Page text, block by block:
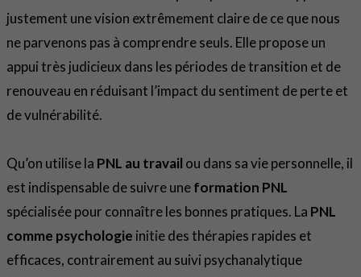
justement une vision extrêmement claire de ce que nous
ne parvenons pas à comprendre seuls. Elle propose un
appui très judicieux dans les périodes de transition et de
renouveau en réduisant l’impact du sentiment de perte et
de vulnérabilité.
Qu’on utilise la PNL au travail ou dans sa vie personnelle, il
est indispensable de suivre uneformation PNL
spécialisée pour connaître les bonnes pratiques. La PNL
comme psychologie initie des thérapies rapides et
efficaces, contrairement au suivi psychanalytique